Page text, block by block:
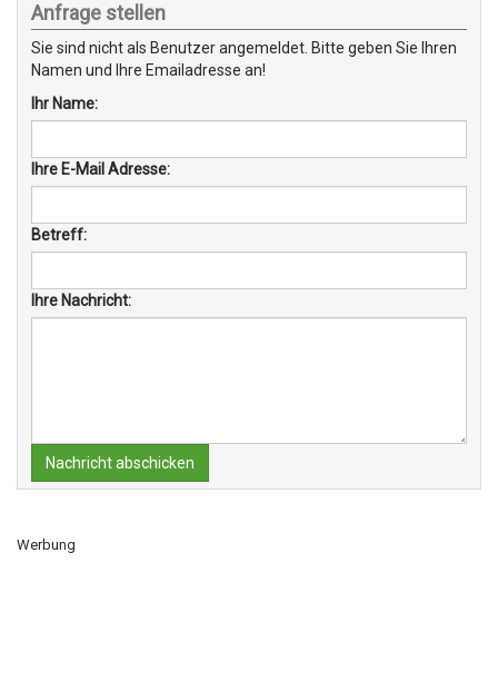
Anfrage stellen
Sie sind nicht als Benutzer angemeldet. Bitte geben Sie Ihren
Namen und Ihre Emailadresse an!
Ihr Name:
Ihre E-Mail Adresse:
Betreff:
Ihre Nachricht:
Nachricht abschicken
Werbung